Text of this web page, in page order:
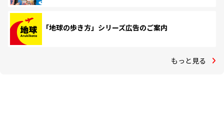
「地球の歩き方」シリーズ広告のご案内
もっと見る